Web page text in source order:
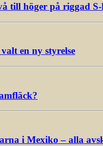
till höger på riggad S-
en ny styrelse
i Mexiko – alla